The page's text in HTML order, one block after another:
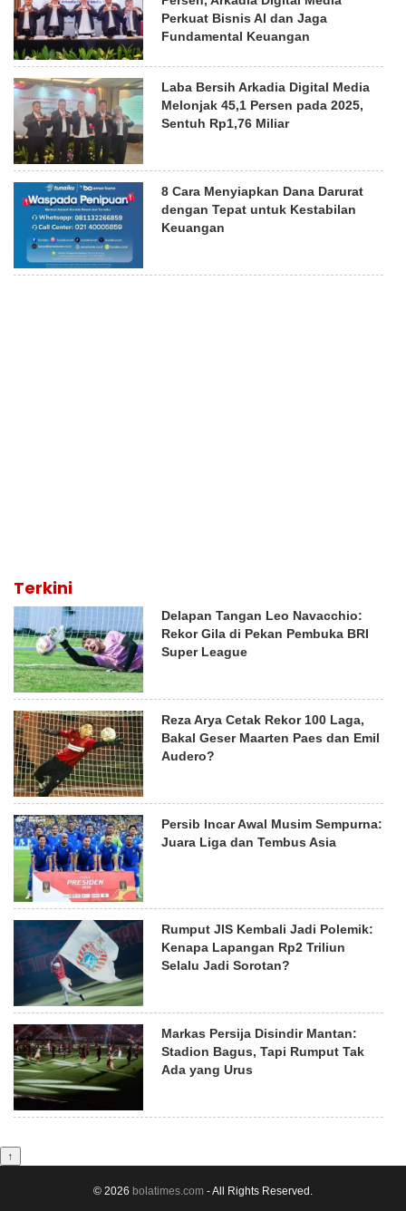
Perkuat Bisnis AI dan Jaga
Fundamental Keuangan
Laba Bersih Arkadia Digital Media
Melonjak 45,1 Persen pada 2025,
Sentuh Rp1,76 Miliar
8 Cara Menyiapkan Dana Darurat
dengan Tepat untuk Kestabilan
Keuangan
Terkini
Delapan Tangan Leo Navacchio:
Rekor Gila di Pekan Pembuka BRI
Super League
Reza Arya Cetak Rekor 100 Laga,
Bakal Geser Maarten Paes dan Emil
Audero?
Persib Incar Awal Musim Sempurna:
Juara Liga dan Tembus Asia
Rumput JIS Kembali Jadi Polemik:
Kenapa Lapangan Rp2 Triliun
Selalu Jadi Sorotan?
Markas Persija Disindir Mantan:
Stadion Bagus, Tapi Rumput Tak
Ada yang Urus
↑
© 2026 bolatimes.com - All Rights Reserved.